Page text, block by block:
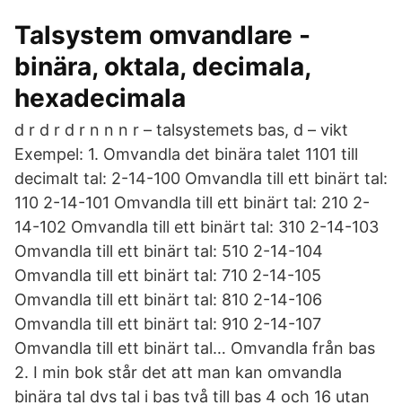
Talsystem omvandlare -
binära, oktala, decimala,
hexadecimala
d r d r d r n n n r – talsystemets bas, d – vikt
Exempel: 1. Omvandla det binära talet 1101 till
decimalt tal: 2-14-100 Omvandla till ett binärt tal:
110 2-14-101 Omvandla till ett binärt tal: 210 2-
14-102 Omvandla till ett binärt tal: 310 2-14-103
Omvandla till ett binärt tal: 510 2-14-104
Omvandla till ett binärt tal: 710 2-14-105
Omvandla till ett binärt tal: 810 2-14-106
Omvandla till ett binärt tal: 910 2-14-107
Omvandla till ett binärt tal… Omvandla från bas
2. I min bok står det att man kan omvandla
binära tal dvs tal i bas två till bas 4 och 16 utan